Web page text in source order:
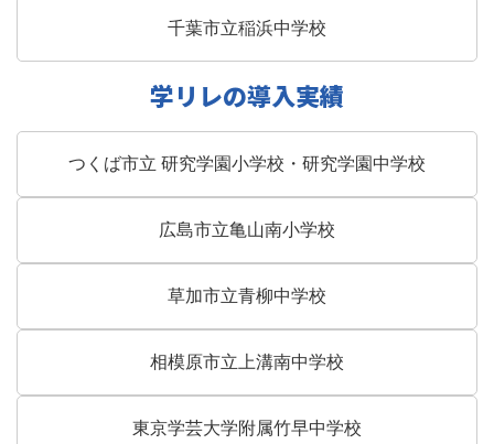
千葉市立稲浜中学校
学リレの導入実績
つくば市立 研究学園小学校・研究学園中学校
広島市立亀山南小学校
草加市立青柳中学校
相模原市立上溝南中学校
東京学芸大学附属竹早中学校